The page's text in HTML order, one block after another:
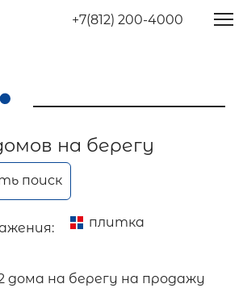
+7(812) 200-4000
на берегу
поиск
плитка
дома на берегу на продажу